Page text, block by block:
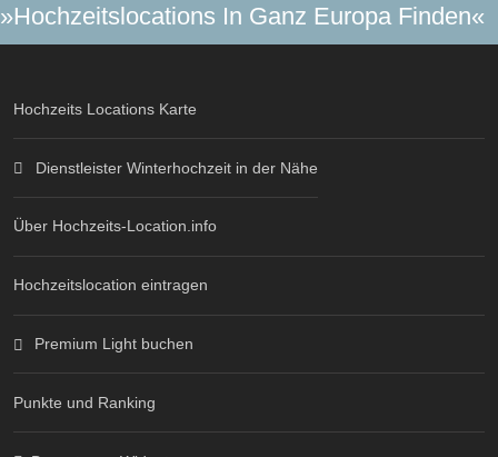
»Hochzeitslocations In Ganz Europa Finden«
Hochzeits Locations Karte
Dienstleister Winterhochzeit in der Nähe
Über Hochzeits-Location.info
Hochzeitslocation eintragen
Premium Light buchen
Punkte und Ranking